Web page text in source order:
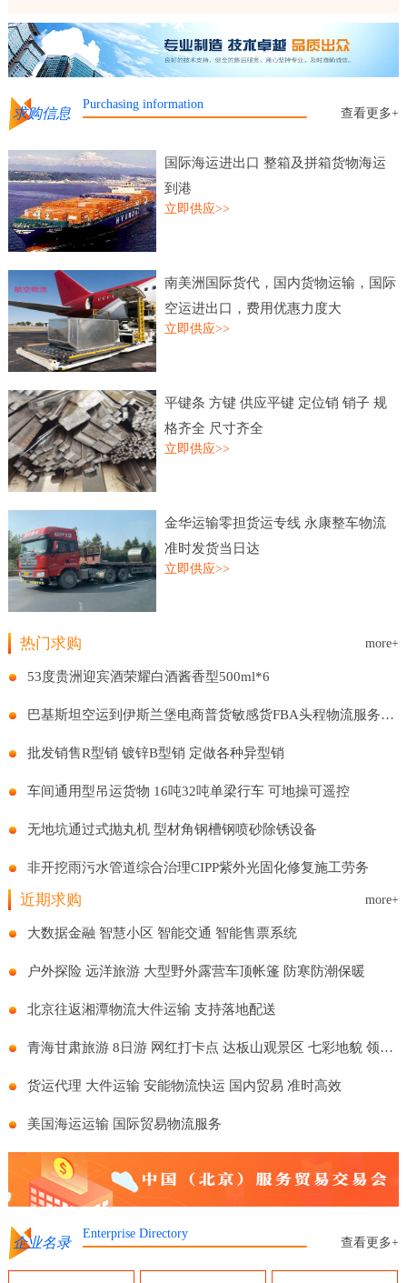
求购信息
Purchasing information
查看更多+
国际海运进出口 整箱及拼箱货物海运
到港
立即供应>>
南美洲国际货代，国内货物运输，国际
空运进出口，费用优惠力度大
立即供应>>
平键条 方键 供应平键 定位销 销子 规
格齐全 尺寸齐全
立即供应>>
金华运输零担货运专线 永康整车物流
准时发货当日达
立即供应>>
热门求购 more+
53度贵洲迎宾酒荣耀白酒酱香型500ml*6
巴基斯坦空运到伊斯兰堡电商普货敏感货FBA头程物流服务国际贸易
批发销售R型销 镀锌B型销 定做各种异型销
车间通用型吊运货物 16吨32吨单梁行车 可地操可遥控
无地坑通过式抛丸机 型材角钢槽钢喷砂除锈设备
非开挖雨污水管道综合治理CIPP紫外光固化修复施工劳务
近期求购 more+
大数据金融 智慧小区 智能交通 智能售票系统
户外探险 远洋旅游 大型野外露营车顶帐篷 防寒防潮保暖
北京往返湘潭物流大件运输 支持落地配送
青海甘肃旅游 8日游 网红打卡点 达板山观景区 七彩地貌 领略风景
货运代理 大件运输 安能物流快运 国内贸易 准时高效
美国海运运输 国际贸易物流服务
企业名录
Enterprise Directory
查看更多+